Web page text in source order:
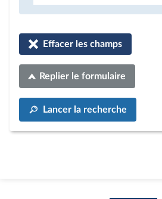
Effacer les champs
Replier le formulaire
Lancer la recherche